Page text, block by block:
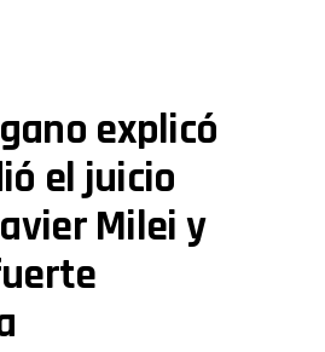
explicó
el juicio
Milei y